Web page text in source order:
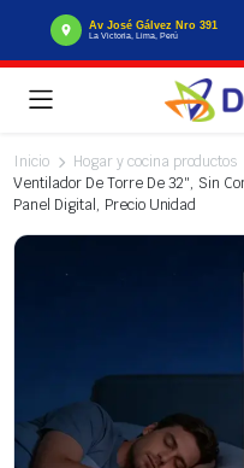
Av José Gálvez Nro 391
La Victoria, Lima, Perú
Inicio
Hogar y cocina productos
Ventilador De Torre De 32″, Sin
Panel Digital, Precio Unidad